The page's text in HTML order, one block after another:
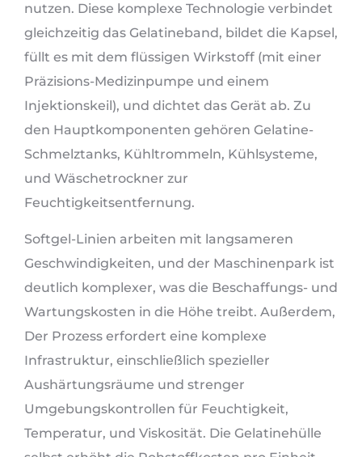
nutzen. Diese komplexe Technologie verbindet
gleichzeitig das Gelatineband, bildet die Kapsel,
füllt es mit dem flüssigen Wirkstoff (mit einer
Präzisions-Medizinpumpe und einem
Injektionskeil), und dichtet das Gerät ab. Zu
den Hauptkomponenten gehören Gelatine-
Schmelztanks, Kühltrommeln, Kühlsysteme,
und Wäschetrockner zur
Feuchtigkeitsentfernung.
Softgel-Linien arbeiten mit langsameren
Geschwindigkeiten, und der Maschinenpark ist
deutlich komplexer, was die Beschaffungs- und
Wartungskosten in die Höhe treibt. Außerdem,
Der Prozess erfordert eine komplexe
Infrastruktur, einschließlich spezieller
Aushärtungsräume und strenger
Umgebungskontrollen für Feuchtigkeit,
Temperatur, und Viskosität. Die Gelatinehülle